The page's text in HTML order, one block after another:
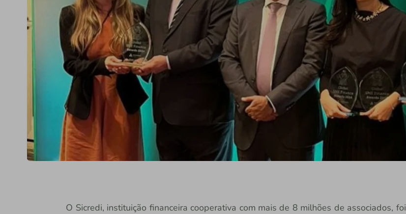
O Sicredi, instituição financeira cooperativa com mais de 8 milhões de associados, foi